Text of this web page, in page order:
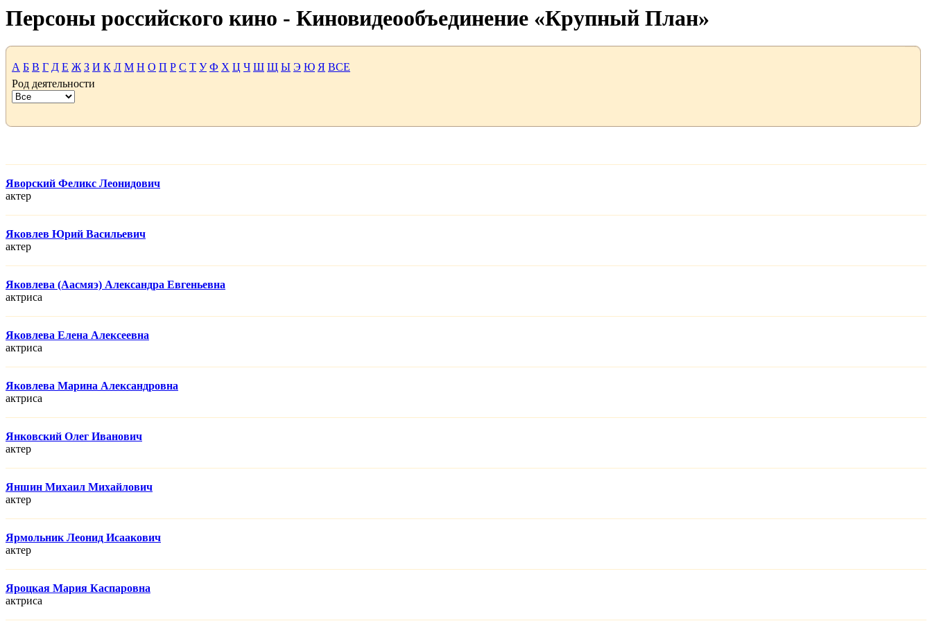
Персоны российского кино - Киновидеообъединение «Крупный План»
А Б В Г Д Е Ж З И К Л М Н О П Р С Т У Ф Х Ц Ч Ш Щ Ы Э Ю Я ВСЕ
Род деятельности
Яворский Феликс Леонидович
актер
Яковлев Юрий Васильевич
актер
Яковлева (Аасмяэ) Александра Евгеньевна
актриса
Яковлева Елена Алексеевна
актриса
Яковлева Марина Александровна
актриса
Янковский Олег Иванович
актер
Яншин Михаил Михайлович
актер
Ярмольник Леонид Исаакович
актер
Яроцкая Мария Каспаровна
актриса